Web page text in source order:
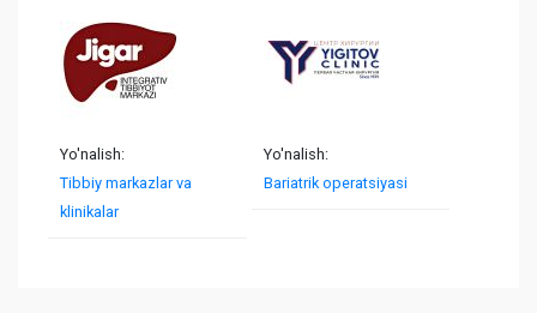
Yo'nalish:
Tibbiy markazlar va
klinikalar
Yo'nalish:
Bariatrik operatsiyasi